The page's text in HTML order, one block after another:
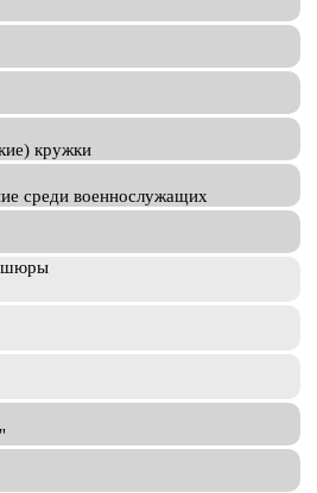
кружки
среди военнослужащих